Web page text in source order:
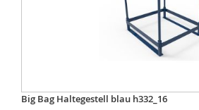
Big Bag Haltegestell blau h332_16